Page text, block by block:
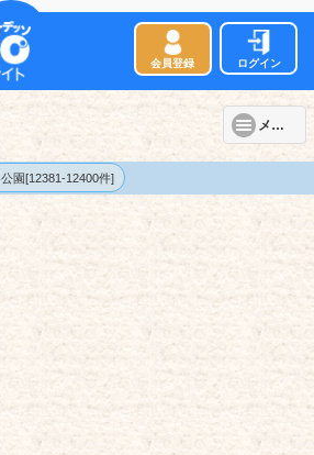
会員登録 ログイン
メニュー
公園[12381-12400件]